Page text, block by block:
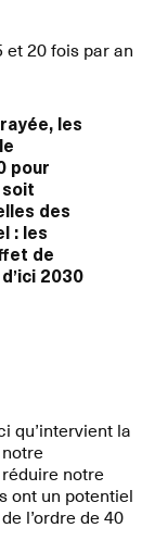
20 fois par an
les
pour
des
: les
de
2030
qu’intervient la
notre
ont un potentiel
l’ordre de 40